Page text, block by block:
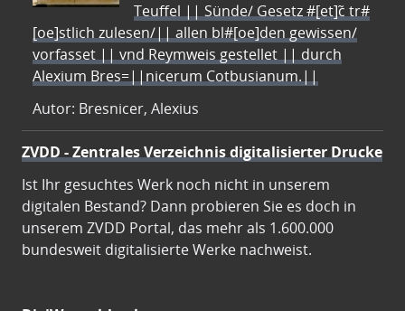
Teuffel || Sünde/ Gesetz #[et]c̃ tr#
[oe]stlich zulesen/|| allen bl#[oe]den gewissen/
vorfasset || vnd Reymweis gestellet || durch
Alexium Bres=||nicerum Cotbusianum.||
Autor: Bresnicer, Alexius
ZVDD - Zentrales Verzeichnis digitalisierter Drucke
Ist Ihr gesuchtes Werk noch nicht in unserem
digitalen Bestand? Dann probieren Sie es doch in
unserem ZVDD Portal, das mehr als 1.600.000
bundesweit digitalisierte Werke nachweist.